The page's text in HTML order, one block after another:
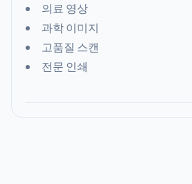
의료 영상
과학 이미지
고품질 스캔
전문 인쇄